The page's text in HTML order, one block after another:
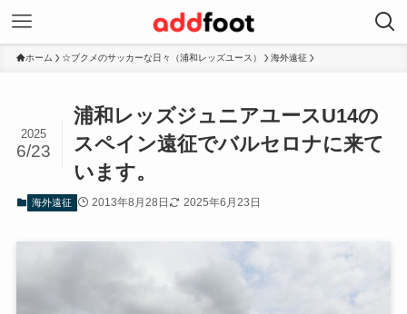
ホーム ☆ブクメのサッカーな日々（浦和レッズユース） 海外遠征
浦和レッズジュニアユースU14の
スペイン遠征でバルセロナに来て
います。
2025
6/23
海外遠征 2013年8月28日 2025年6月23日